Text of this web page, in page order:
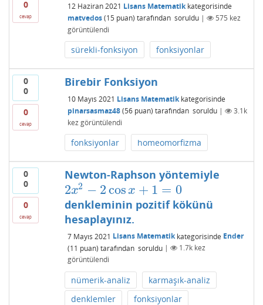
0
cevap
12 Haziran 2021 Lisans Matematikkategorisinde
matvedos (15 puan) tarafından soruldu | 575 kez
görüntülendi
sürekli-fonksiyon fonksiyonlar
0
0
0
cevap
Birebir Fonksiyon
10 Mayıs 2021 Lisans Matematikkategorisinde
pinarsasmaz48 (56puan) tarafından soruldu |
3.1k
kez görüntülendi
fonksiyonlar homeomorfizma
0
0
0
cevap
Newton-Raphson yöntemiyle
2x2 − 2cos x + 1 = 0
2x2− 2cosx+1=0
denkleminin pozitif kökünü
hesaplayınız.
7 Mayıs 2021 Lisans Matematikkategorisinde Ender
(11 puan) tarafından soruldu | 1.7kkez
görüntülendi
nümerik-analiz
karmaşık-analiz
denklemler
fonksiyonlar